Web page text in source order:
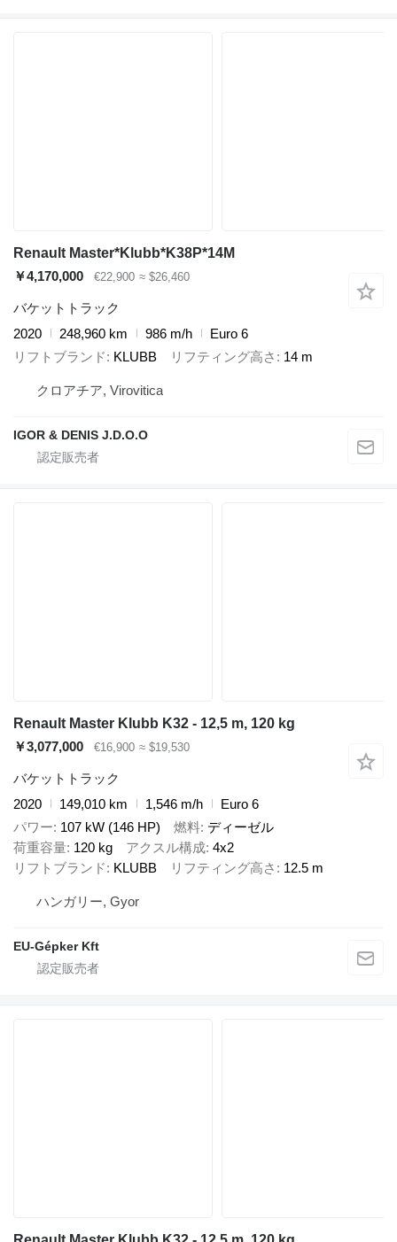
Renault Master*Klubb*K38P*14M
￥4,170,000
€22,900 ≈ $26,460
バケットトラック
2020
248,960 km 986 m/h
Euro 6
リフトブランド
KLUBB リフティング高さ 14 m
クロアチア, Virovitica
IGOR & DENIS J.D.O.O
Renault Master Klubb K32 - 12,5 m, 120 kg
￥3,077,000
€16,900 ≈ $19,530
バケットトラック
2020
149,010 km 1,546 m/h
Euro 6
パワー 107 kW (146 HP) 燃料 ディーゼル
荷重容量 120 kg アクスル構成 4x2
リフトブランド
KLUBB リフティング高さ 12.5 m
ハンガリー, Gyor
EU-Gépker Kft